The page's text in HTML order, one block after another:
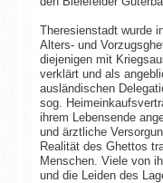
Theresienstadt wurde
Alters- und
diejenigen mit
verklärt und als
ausländischen
sog.
ihrem Lebensende
und ärztliche
Realität des Ghettos
Menschen. Viele von
und die Leiden des